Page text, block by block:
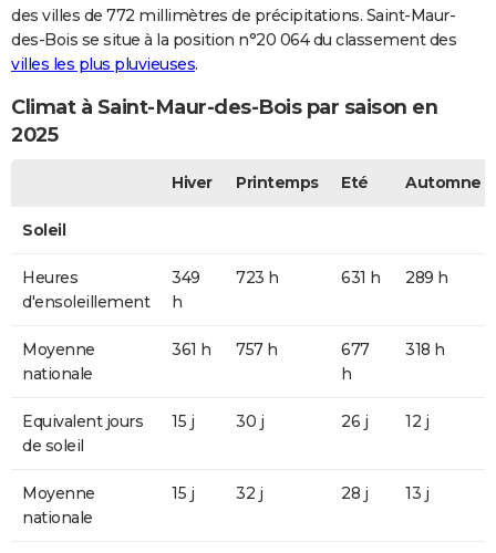
des villes de 772 millimètres de précipitations. Saint-Maur-
des-Bois se situe à la position n°20 064 du classement des
villes les plus pluvieuses.
Climat à Saint-Maur-des-Bois par saison en
2025
Hiver Printemps Eté Automne
Soleil
Heures
d'ensoleillement
349
h
723 h 631 h 289 h
Moyenne
nationale
361 h 757 h
677
h
318 h
Equivalent jours
de soleil
15 j 30 j 26 j 12 j
Moyenne
nationale
15 j 32 j 28 j 13 j